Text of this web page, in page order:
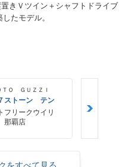
きＶツイン＋シャフトドライブ
たモデル。
ＴＯ ＧＵＺＺＩ
ストーン テン
フリークウイリ
覇店
をすべて見る